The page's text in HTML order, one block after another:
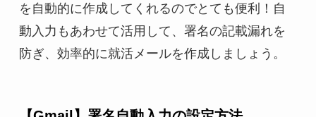
を自動的に作成してくれるのでとても便利！自
動入力もあわせて活用して、署名の記載漏れを
防ぎ、効率的に就活メールを作成しましょう。